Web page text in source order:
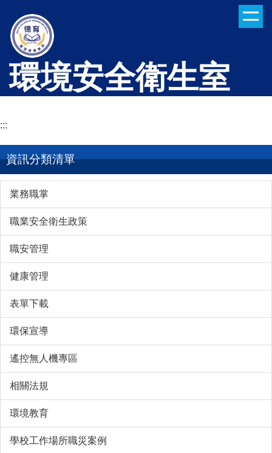
到
主
內
容
區
環境安全衛生室
:::
資訊分類清單
業務職掌
職業安全衛生政策
職安管理
健康管理
表單下載
環保宣導
遙控無人機專區
相關法規
環境教育
學校工作場所職災案例